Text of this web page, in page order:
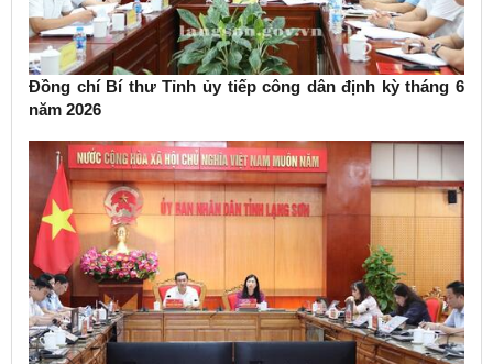
Đồng chí Bí thư Tỉnh ủy tiếp công dân định kỳ tháng 6
năm 2026